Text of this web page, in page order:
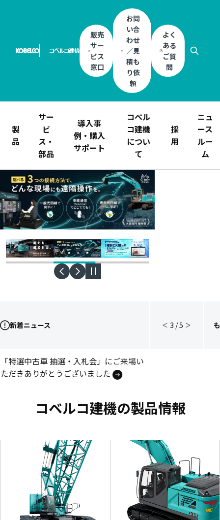
販売
サー
ビス
窓口
お問
い合
わせ
／見
積も
り依
頼
よく
ある
ご質
問
製
品
サー
ビ
ス・
部品
導入事
例・購入
サポート
コベル
コ建機
につい
て
採
用
ニュ
ース
ルー
ム
新着ニュース
「特選中古車 抽選・入札会」にご来場い
ただきありがとうございました
＜ 3 /5 ＞
コベルコ建機の製品情報